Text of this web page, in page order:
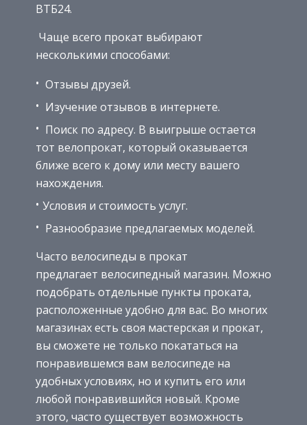
ВТБ24.
Чаще всего прокат выбирают
несколькими способами:
Отзывы друзей.
Изучение отзывов в интернете.
Поиск по адресу. В выигрыше остается
тот велопрокат, который оказывается
ближе всего к дому или месту вашего
нахождения.
Условия и стоимость услуг.
Разнообразие предлагаемых моделей.
Часто велосипеды в прокат
предлагает велосипедный магазин. Можно
подобрать отдельные пункты проката,
расположенные удобно для вас. Во многих
магазинах есть своя мастерская и прокат,
вы сможете не только покататься на
понравившемся вам велосипеде на
удобных условиях, но и купить его или
любой понравившийся новый. Кроме
этого, часто существует возможность